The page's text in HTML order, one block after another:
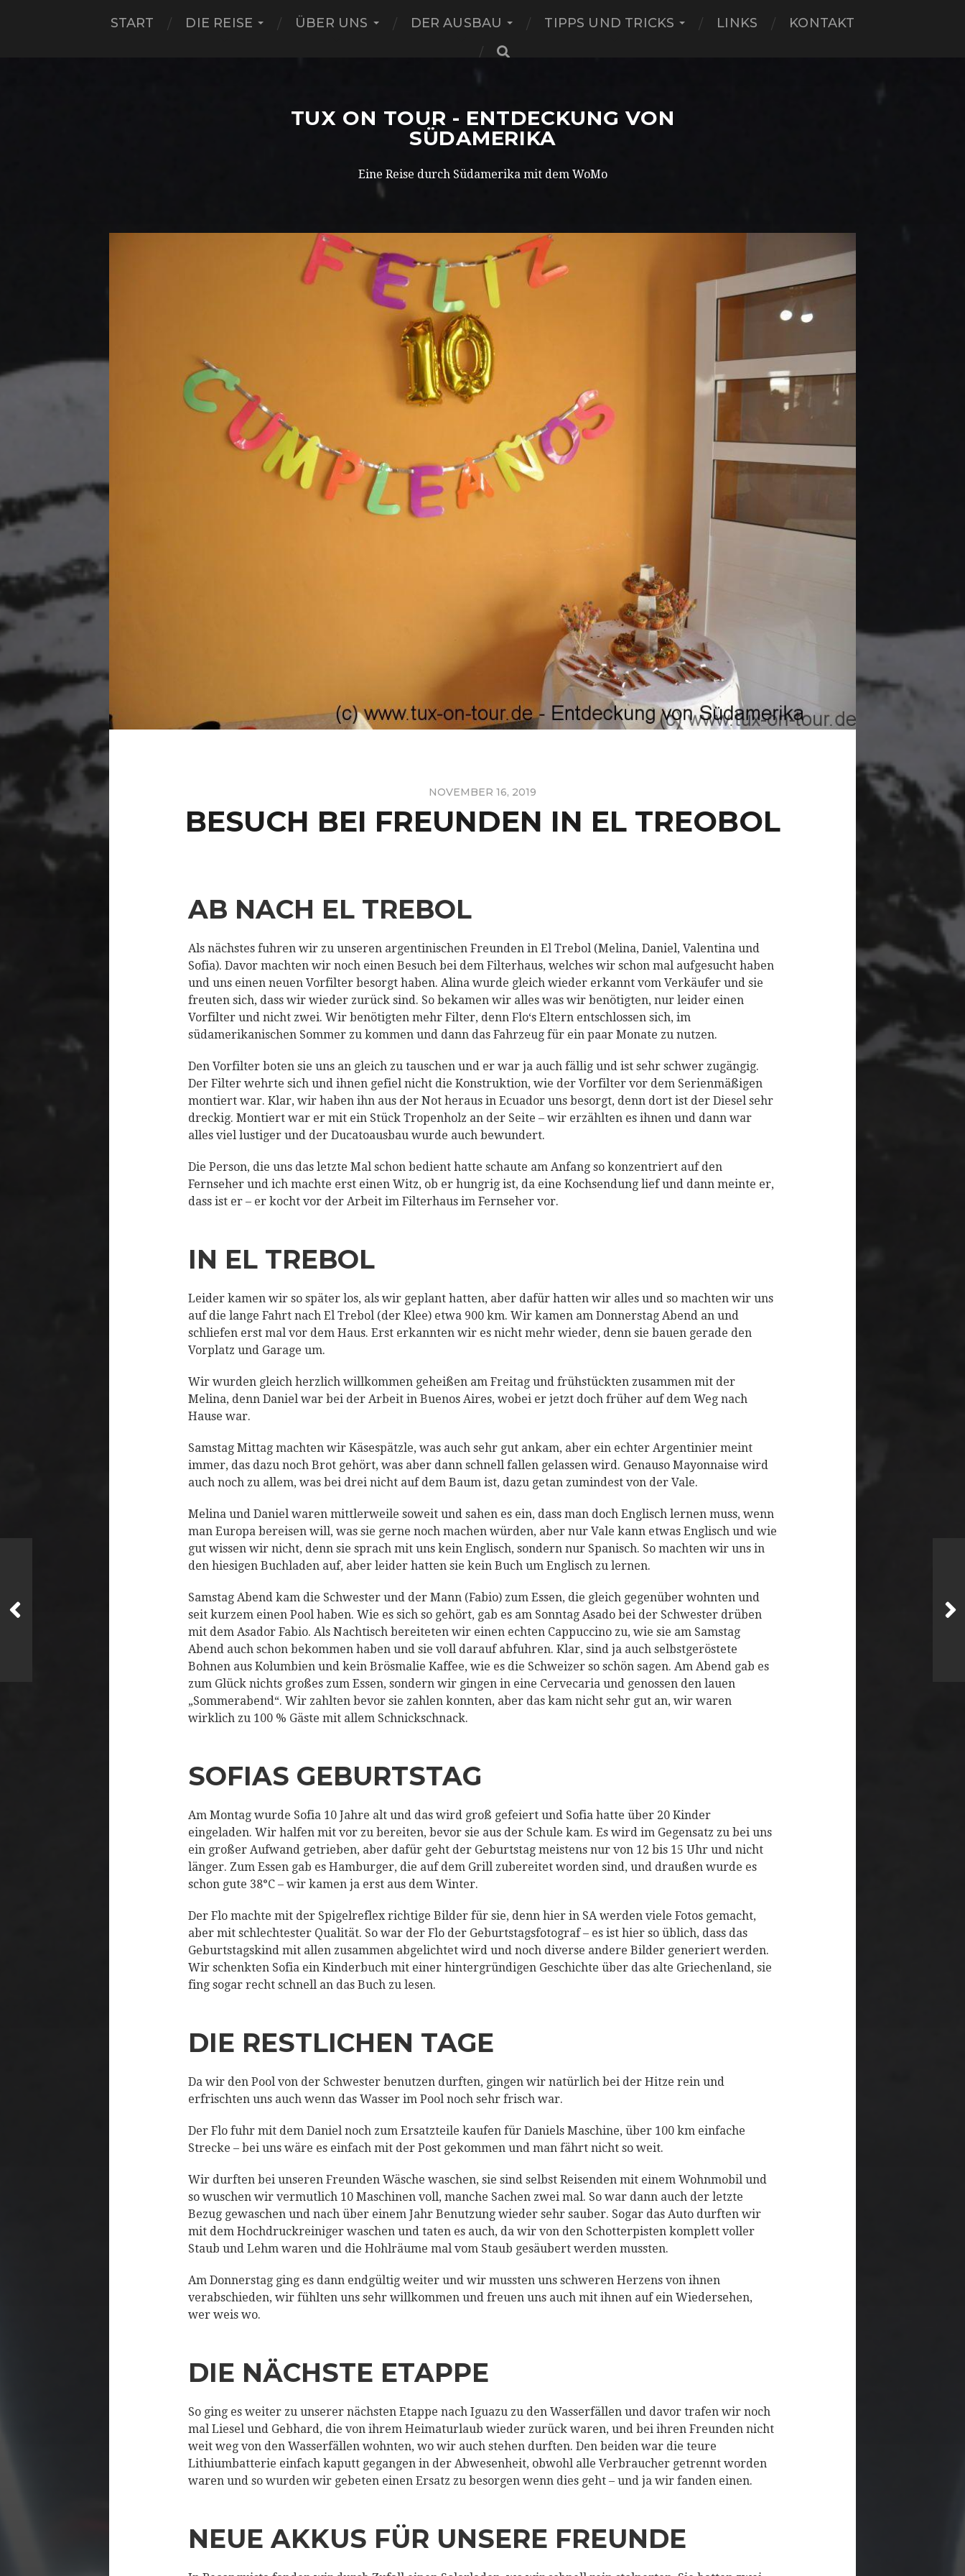
START DIE REISE ÜBER UNS DER AUSBAU TIPPS UND TRICKS LINKS KONTAKT
TUX ON TOUR - ENTDECKUNG VON
SÜDAMERIKA
Eine Reise durch Südamerika mit dem WoMo
NOVEMBER 16, 2019
BESUCH BEI FREUNDEN IN EL TREOBOL
AB NACH EL TREBOL
Als nächstes fuhren wir zu unseren argentinischen Freunden in El Trebol (Melina, Daniel, Valentina und
Sofia). Davor machten wir noch einen Besuch bei dem Filterhaus, welches wir schon mal aufgesucht haben
und uns einen neuen Vorfilter besorgt haben. Alina wurde gleich wieder erkannt vom Verkäufer und sie
freuten sich, dass wir wieder zurück sind. So bekamen wir alles was wir benötigten, nur leider einen
Vorfilter und nicht zwei. Wir benötigten mehr Filter, denn Flo‘s Eltern entschlossen sich, im
südamerikanischen Sommer zu kommen und dann das Fahrzeug für ein paar Monate zu nutzen.
Den Vorfilter boten sie uns an gleich zu tauschen und er war ja auch fällig und ist sehr schwer zugängig.
Der Filter wehrte sich und ihnen gefiel nicht die Konstruktion, wie der Vorfilter vor dem Serienmäßigen
montiert war. Klar, wir haben ihn aus der Not heraus in Ecuador uns besorgt, denn dort ist der Diesel sehr
dreckig. Montiert war er mit ein Stück Tropenholz an der Seite – wir erzählten es ihnen und dann war
alles viel lustiger und der Ducatoausbau wurde auch bewundert.
Die Person, die uns das letzte Mal schon bedient hatte schaute am Anfang so konzentriert auf den
Fernseher und ich machte erst einen Witz, ob er hungrig ist, da eine Kochsendung lief und dann meinte er,
dass ist er – er kocht vor der Arbeit im Filterhaus im Fernseher vor.
IN EL TREBOL
Leider kamen wir so später los, als wir geplant hatten, aber dafür hatten wir alles und so machten wir uns
auf die lange Fahrt nach El Trebol (der Klee) etwa 900 km. Wir kamen am Donnerstag Abend an und
schliefen erst mal vor dem Haus. Erst erkannten wir es nicht mehr wieder, denn sie bauen gerade den
Vorplatz und Garage um.
Wir wurden gleich herzlich willkommen geheißen am Freitag und frühstückten zusammen mit der
Melina, denn Daniel war bei der Arbeit in Buenos Aires, wobei er jetzt doch früher auf dem Weg nach
Hause war.
Samstag Mittag machten wir Käsespätzle, was auch sehr gut ankam, aber ein echter Argentinier meint
immer, das dazu noch Brot gehört, was aber dann schnell fallen gelassen wird. Genauso Mayonnaise wird
auch noch zu allem, was bei drei nicht auf dem Baum ist, dazu getan zumindest von der Vale.
Melina und Daniel waren mittlerweile soweit und sahen es ein, dass man doch Englisch lernen muss, wenn
man Europa bereisen will, was sie gerne noch machen würden, aber nur Vale kann etwas Englisch und wie
gut wissen wir nicht, denn sie sprach mit uns kein Englisch, sondern nur Spanisch. So machten wir uns in
den hiesigen Buchladen auf, aber leider hatten sie kein Buch um Englisch zu lernen.
Samstag Abend kam die Schwester und der Mann (Fabio) zum Essen, die gleich gegenüber wohnten und
seit kurzem einen Pool haben. Wie es sich so gehört, gab es am Sonntag Asado bei der Schwester drüben
mit dem Asador Fabio. Als Nachtisch bereiteten wir einen echten Cappuccino zu, wie sie am Samstag
Abend auch schon bekommen haben und sie voll darauf abfuhren. Klar, sind ja auch selbstgeröstete
Bohnen aus Kolumbien und kein Brösmalie Kaffee, wie es die Schweizer so schön sagen. Am Abend gab es
zum Glück nichts großes zum Essen, sondern wir gingen in eine Cervecaria und genossen den lauen
„Sommerabend“. Wir zahlten bevor sie zahlen konnten, aber das kam nicht sehr gut an, wir waren
wirklich zu 100 % Gäste mit allem Schnickschnack.
SOFIAS GEBURTSTAG
Am Montag wurde Sofia 10 Jahre alt und das wird groß gefeiert und Sofia hatte über 20 Kinder
eingeladen. Wir halfen mit vor zu bereiten, bevor sie aus der Schule kam. Es wird im Gegensatz zu bei uns
ein großer Aufwand getrieben, aber dafür geht der Geburtstag meistens nur von 12 bis 15 Uhr und nicht
länger. Zum Essen gab es Hamburger, die auf dem Grill zubereitet worden sind, und draußen wurde es
schon gute 38°C – wir kamen ja erst aus dem Winter.
Der Flo machte mit der Spigelreflex richtige Bilder für sie, denn hier in SA werden viele Fotos gemacht,
aber mit schlechtester Qualität. So war der Flo der Geburtstagsfotograf – es ist hier so üblich, dass das
Geburtstagskind mit allen zusammen abgelichtet wird und noch diverse andere Bilder generiert werden.
Wir schenkten Sofia ein Kinderbuch mit einer hintergründigen Geschichte über das alte Griechenland, sie
fing sogar recht schnell an das Buch zu lesen.
DIE RESTLICHEN TAGE
Da wir den Pool von der Schwester benutzen durften, gingen wir natürlich bei der Hitze rein und
erfrischten uns auch wenn das Wasser im Pool noch sehr frisch war.
Der Flo fuhr mit dem Daniel noch zum Ersatzteile kaufen für Daniels Maschine, über 100 km einfache
Strecke – bei uns wäre es einfach mit der Post gekommen und man fährt nicht so weit.
Wir durften bei unseren Freunden Wäsche waschen, sie sind selbst Reisenden mit einem Wohnmobil und
so wuschen wir vermutlich 10 Maschinen voll, manche Sachen zwei mal. So war dann auch der letzte
Bezug gewaschen und nach über einem Jahr Benutzung wieder sehr sauber. Sogar das Auto durften wir
mit dem Hochdruckreiniger waschen und taten es auch, da wir von den Schotterpisten komplett voller
Staub und Lehm waren und die Hohlräume mal vom Staub gesäubert werden mussten.
Am Donnerstag ging es dann endgültig weiter und wir mussten uns schweren Herzens von ihnen
verabschieden, wir fühlten uns sehr willkommen und freuen uns auch mit ihnen auf ein Wiedersehen,
wer weis wo.
DIE NÄCHSTE ETAPPE
So ging es weiter zu unserer nächsten Etappe nach Iguazu zu den Wasserfällen und davor trafen wir noch
mal Liesel und Gebhard, die von ihrem Heimaturlaub wieder zurück waren, und bei ihren Freunden nicht
weit weg von den Wasserfällen wohnten, wo wir auch stehen durften. Den beiden war die teure
Lithiumbatterie einfach kaputt gegangen in der Abwesenheit, obwohl alle Verbraucher getrennt worden
waren und so wurden wir gebeten einen Ersatz zu besorgen wenn dies geht – und ja wir fanden einen.
NEUE AKKUS FÜR UNSERE FREUNDE